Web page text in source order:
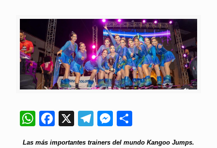
WhatsApp
Facebook
X Telegram
Messenger
Las más importantes trainers del mundo Kangoo Jumps.